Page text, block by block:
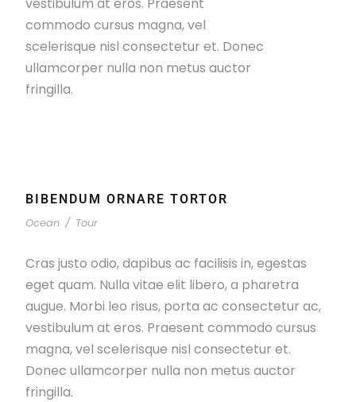
commodo cursus magna, vel
scelerisque nisl consectetur et. Donec
ullamcorper nulla non metus auctor
fringilla.
BIBENDUM ORNARE TORTOR
Ocean / Tour
Cras justo odio, dapibus ac facilisis in, egestas
eget quam. Nulla vitae elit libero, a pharetra
augue. Morbi leo risus, porta ac consectetur ac,
vestibulum at eros. Praesent commodo cursus
magna, vel scelerisque nisl consectetur et.
Donec ullamcorper nulla non metus auctor
fringilla.